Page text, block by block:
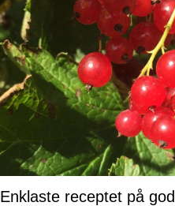
Enklaste receptet på